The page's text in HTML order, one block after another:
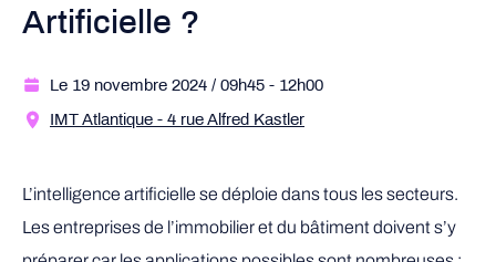
Artificielle ?
Le 19 novembre 2024 / 09h45 - 12h00
IMT Atlantique - 4 rue Alfred Kastler
L’intelligence artificielle se déploie dans tous les secteurs.
Les entreprises de l’immobilier et du bâtiment doivent s’y